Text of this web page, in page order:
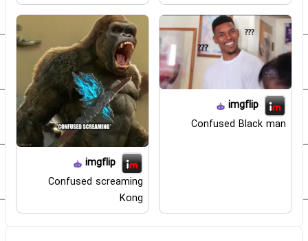
imgflip
Confused Black man
imgflip
Confused screaming
Kong